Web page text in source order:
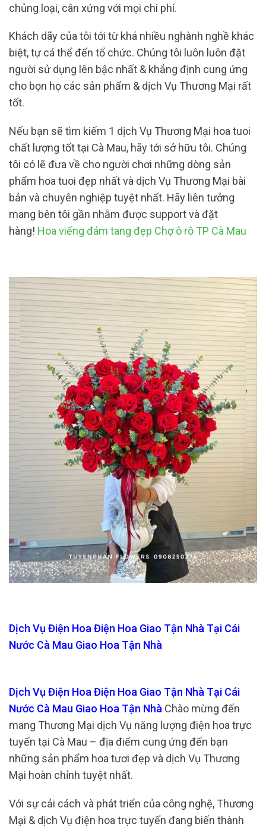
chủng loại, cân xứng với mọi chi phí.
Khách dãy của tôi tới từ khá nhiều nghành nghề khác
biệt, tự cá thể đến tổ chức. Chúng tôi luôn luôn đặt
người sử dụng lên bậc nhất & khẳng định cung ứng
cho bọn họ các sản phẩm & dịch Vụ Thương Mại rất
tốt.
Nếu bạn sẽ tìm kiếm 1 dịch Vụ Thương Mại hoa tuoi
chất lượng tốt tại Cà Mau, hãy tới sở hữu tôi. Chúng
tôi có lẽ đưa về cho người chơi những dòng sản
phẩm hoa tuoi đẹp nhất và dịch Vụ Thương Mại bài
bản và chuyên nghiệp tuyệt nhất. Hãy liên tưởng
mang bên tôi gần nhằm được support và đặt
hàng! Hoa viếng đám tang đẹp Chợ ô rô TP Cà Mau
Dịch Vụ Điện Hoa Điện Hoa Giao Tận Nhà Tại Cái
Nước Cà Mau Giao Hoa Tận Nhà
Dịch Vụ Điện Hoa Điện Hoa Giao Tận Nhà Tại Cái
Nước Cà Mau Giao Hoa Tận Nhà Chào mừng đến
mang Thương Mại dịch Vụ năng lượng điện hoa trực
tuyến tại Cà Mau – địa điểm cung ứng đến bạn
những sản phẩm hoa tươi đẹp và dịch Vụ Thương
Mại hoàn chỉnh tuyệt nhất.
Với sự cải cách và phát triển của công nghệ, Thương
Mại & dịch Vụ điện hoa trực tuyến đang biến thành